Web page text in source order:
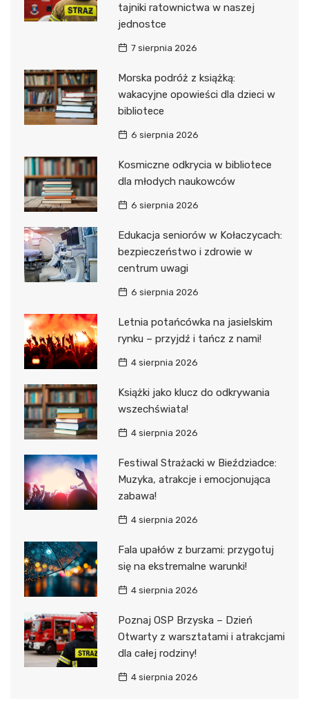
tajniki ratownictwa w naszej
jednostce
7 sierpnia 2026
Morska podróż z książką:
wakacyjne opowieści dla dzieci w
bibliotece
6 sierpnia 2026
Kosmiczne odkrycia w bibliotece
dla młodych naukowców
6 sierpnia 2026
Edukacja seniorów w Kołaczycach:
bezpieczeństwo i zdrowie w
centrum uwagi
6 sierpnia 2026
Letnia potańcówka na jasielskim
rynku – przyjdź i tańcz z nami!
4 sierpnia 2026
Książki jako klucz do odkrywania
wszechświata!
4 sierpnia 2026
Festiwal Strażacki w Bieździadce:
Muzyka, atrakcje i emocjonująca
zabawa!
4 sierpnia 2026
Fala upałów z burzami: przygotuj
się na ekstremalne warunki!
4 sierpnia 2026
Poznaj OSP Brzyska – Dzień
Otwarty z warsztatami i atrakcjami
dla całej rodziny!
4 sierpnia 2026